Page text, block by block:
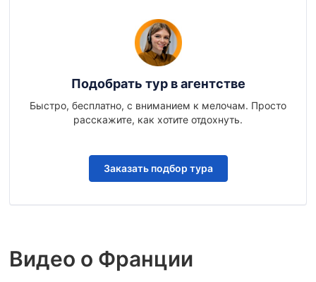
Подобрать тур в агентстве
Быстро, бесплатно, с вниманием к мелочам. Просто
расскажите, как хотите отдохнуть.
Заказать подбор тура
Видео о Франции